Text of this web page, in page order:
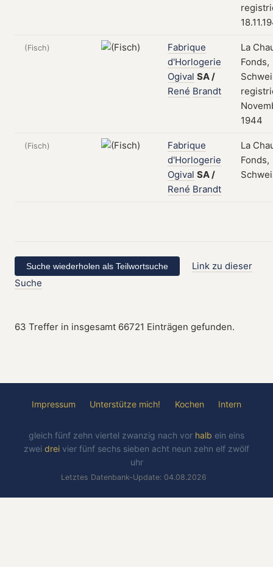
(Fisch)
Fabrique
d'Horlogerie
Ogival SA/
René Brandt
La
Fonds,
1944
(Fisch)
Fabrique
d'Horlogerie
Ogival SA/
René Brandt
La
Fonds,
Link zu dieser
Suche
63 Treffer in insgesamt 66721 Einträgen gefunden.
Impressum Unterstütze mich! Kochen Intern
gleich fünf zehn viertel zwanzig nach vor halb ein eins
zwei drei vier fünf sechs sieben acht neun zehn elf zwölf
uhr
Letztes Datenbank-Update: 04.08.2026